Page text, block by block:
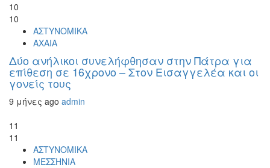
10
10
ΑΣΤΥΝΟΜΙΚΑ
ΑΧΑΙΑ
Δύο ανήλικοι συνελήφθησαν στην Πάτρα για
επίθεση σε 16χρονο – Στον Εισαγγελέα και οι
γονείς τους
9 μήνες ago admin
11
11
ΑΣΤΥΝΟΜΙΚΑ
ΜΕΣΣΗΝΙΑ